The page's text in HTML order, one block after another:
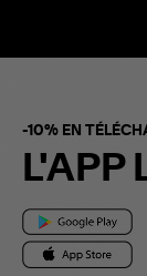
-10% EN
L'APP